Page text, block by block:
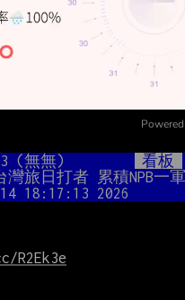
(無無) 看板
旅日打者 累積NPB一
18:17:13 2026